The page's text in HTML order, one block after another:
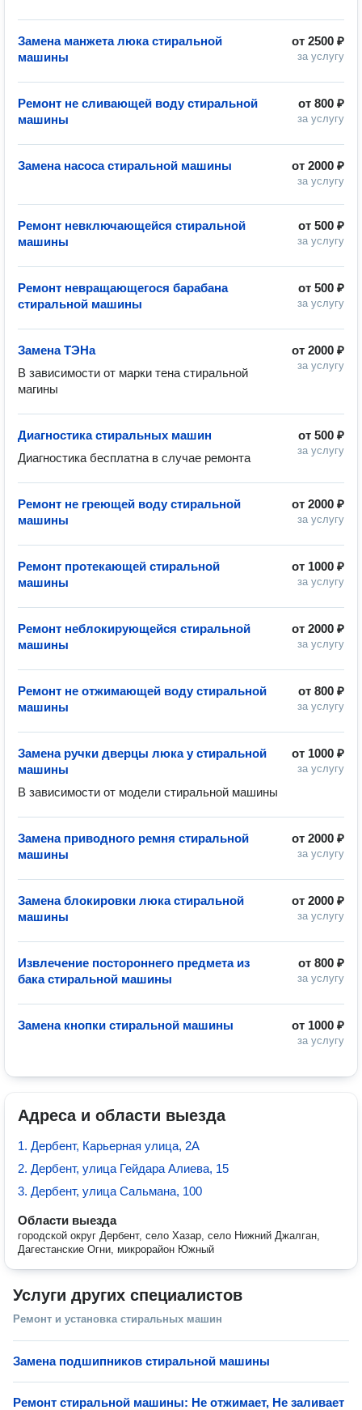
от 2500 ₽
за услугу
Замена манжета люка стиральной
машины
от 800 ₽
за услугу
Ремонт не сливающей воду стиральной
машины
от 2000 ₽
за услугу
Замена насоса стиральной машины
от 500 ₽
за услугу
Ремонт невключающейся стиральной
машины
от 500 ₽
за услугу
Ремонт невращающегося барабана
стиральной машины
от 2000 ₽
за услугу
Замена ТЭНа
В зависимости от марки тена стиральной
магины
от 500 ₽
за услугу
Диагностика стиральных машин
Диагностика бесплатна в случае ремонта
от 2000 ₽
за услугу
Ремонт не греющей воду стиральной
машины
от 1000 ₽
за услугу
Ремонт протекающей стиральной
машины
от 2000 ₽
за услугу
Ремонт неблокирующейся стиральной
машины
от 800 ₽
за услугу
Ремонт не отжимающей воду стиральной
машины
от 1000 ₽
за услугу
Замена ручки дверцы люка у стиральной
машины
В зависимости от модели стиральной машины
от 2000 ₽
за услугу
Замена приводного ремня стиральной
машины
от 2000 ₽
за услугу
Замена блокировки люка стиральной
машины
от 800 ₽
за услугу
Извлечение постороннего предмета из
бака стиральной машины
от 1000 ₽
за услугу
Замена кнопки стиральной машины
Адреса и области выезда
1. Дербент, Карьерная улица, 2А
2. Дербент, улица Гейдара Алиева, 15
3. Дербент, улица Сальмана, 100
Области выезда
городской округ Дербент, село Хазар, село Нижний Джалган,
Дагестанские Огни, микрорайон Южный
Услуги других специалистов
Ремонт и установка стиральных машин
Замена подшипников стиральной машины
Ремонт стиральной машины: Не отжимает, Не заливает